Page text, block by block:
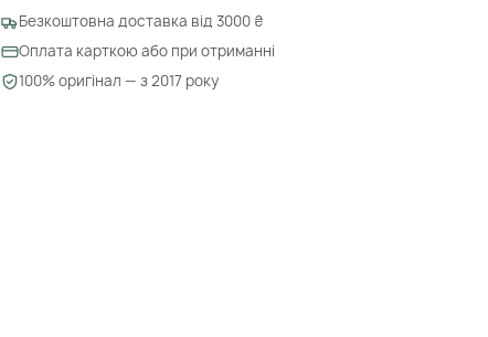
Безкоштовна доставка від 3000 ₴
Оплата карткою або при отриманні
100% оригінал — з 2017 року